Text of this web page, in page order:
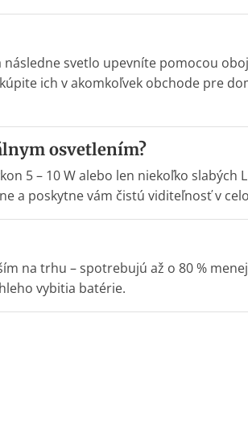
svetlo upevníte pomocou
ich v akomkoľvek obchode pre
osvetlením?
5 – 10 W alebo len niekoľko slabých
a poskytne vám čistú viditeľnosť v
na trhu – spotrebujú až o 80 %
vybitia batérie.